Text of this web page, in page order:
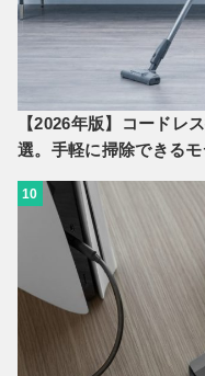
【2026年版】コードレ
選。手軽に掃除できる
10